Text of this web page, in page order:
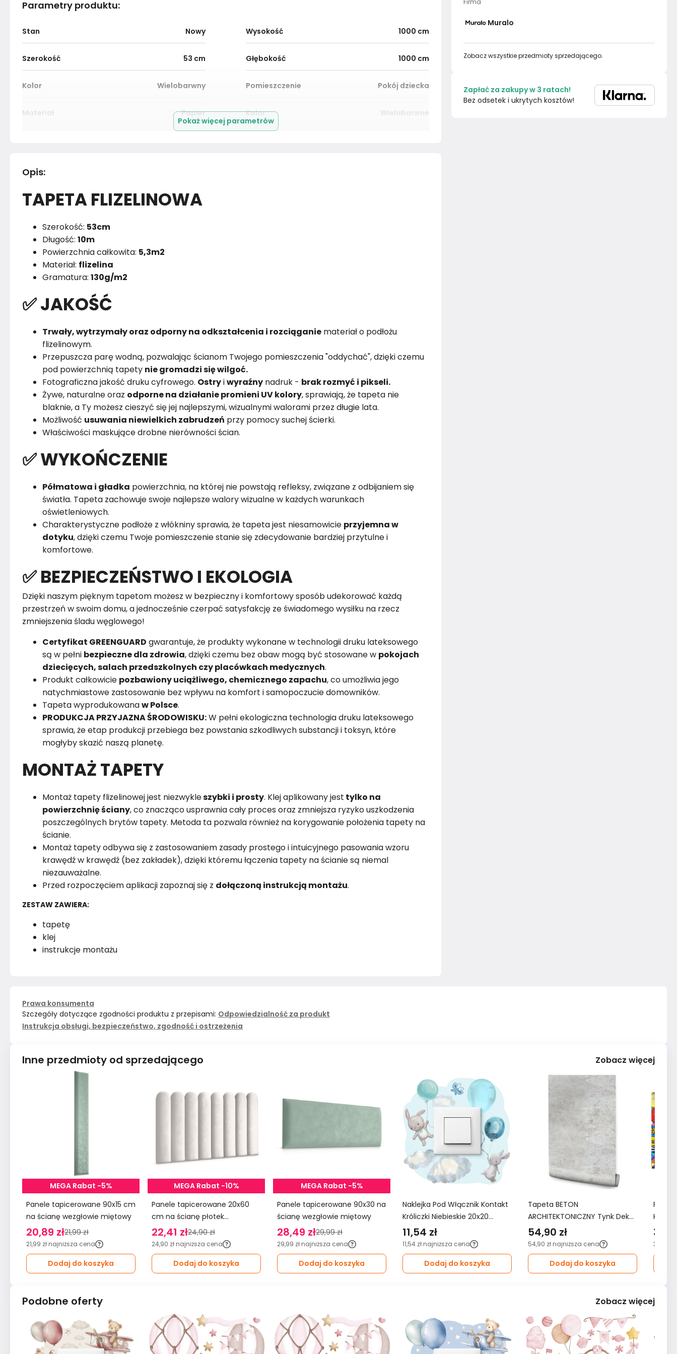
Parametry produktu:
Stan Nowy Wysokość 1000 cm
Szerokość 53 cm Głębokość 1000 cm
Kolor Wielobarwny Pomieszczenie Pokój dziecka
Materiał Papier Kolor Wielobarwne
Rok produkcji
Pokaż więcej parametrów
Opis:
TAPETA FLIZELINOWA
Szerokość: 53cm
Długość: 10m
Powierzchnia całkowita: 5,3m2
Materiał: flizelina
Gramatura: 130g/m2
✅ JAKOŚĆ
Trwały, wytrzymały oraz odporny na odkształcenia i rozciąganie materiał o podłożu
flizelinowym.
Przepuszcza parę wodną, pozwalając ścianom Twojego pomieszczenia "oddychać", dzięki czemu
pod powierzchnią tapety nie gromadzi się wilgoć.
Fotograficzna jakość druku cyfrowego. Ostryiwyraźny nadruk - brak rozmyć i pikseli.
Żywe, naturalne oraz odporne na działanie promieni UV kolory, sprawiają, że tapeta nie
blaknie, a Ty możesz cieszyć się jej najlepszymi, wizualnymi walorami przez długie lata.
Możliwość usuwania niewielkich zabrudzeń przy pomocy suchej ścierki.
Właściwości maskujące drobne nierówności ścian.
✅ WYKOŃCZENIE
Półmatowa i gładka powierzchnia, na której nie powstają refleksy, związane z odbijaniem się
światła. Tapeta zachowuje swoje najlepsze walory wizualne w każdych warunkach
oświetleniowych.
Charakterystyczne podłoże z włókniny sprawia, że tapeta jest niesamowicie przyjemna w
dotyku, dzięki czemu Twoje pomieszczenie stanie się zdecydowanie bardziej przytulne i
komfortowe.
✅ BEZPIECZEŃSTWO I EKOLOGIA
Dzięki naszym pięknym tapetom możesz w bezpieczny i komfortowy sposób udekorować każdą
przestrzeń w swoim domu, a jednocześnie czerpać satysfakcję ze świadomego wysiłku na rzecz
zmniejszenia śladu węglowego!
Certyfikat GREENGUARD gwarantuje, że produkty wykonane w technologii druku lateksowego
są w pełni bezpieczne dla zdrowia, dzięki czemu bez obaw mogą być stosowane w pokojach
dziecięcych, salach przedszkolnych czy placówkach medycznych.
Produkt całkowicie pozbawiony uciążliwego, chemicznego zapachu, co umożliwia jego
natychmiastowe zastosowanie bez wpływu na komfort i samopoczucie domowników.
Tapeta wyprodukowanaw Polsce.
PRODUKCJA PRZYJAZNA ŚRODOWISKU:W pełni ekologiczna technologia druku lateksowego
sprawia, że etap produkcji przebiega bez powstania szkodliwych substancji i toksyn, które
mogłyby skazić naszą planetę.
MONTAŻ TAPETY
Montaż tapety flizelinowej jest niezwykleszybki i prosty. Klej aplikowany jest tylko na
powierzchnię ściany, co znacząco usprawnia cały proces oraz zmniejsza ryzyko uszkodzenia
poszczególnych brytów tapety. Metoda ta pozwala również na korygowanie położenia tapety na
ścianie.
Montaż tapety odbywa się z zastosowaniem zasady prostego i intuicyjnego pasowania wzoru
krawędź w krawędź (bez zakładek), dzięki któremu łączenia tapety na ścianie są niemal
niezauważalne.
Przed rozpoczęciem aplikacji zapoznaj się z dołączoną instrukcją montażu.
ZESTAW ZAWIERA:
tapetę
klej
instrukcje montażu
Firma
Muralo
Zobacz wszystkie przedmioty sprzedającego.
Zapłać za zakupy w 3 ratach!
Bez odsetek i ukrytych kosztów!
Prawa konsumenta
Szczegóły dotyczące zgodności produktu z przepisami: Odpowiedzialność za produkt
Instrukcja obsługi, bezpieczeństwo, zgodność i ostrzeżenia
Inne przedmioty od sprzedającego Zobacz więcej
MEGA Rabat -5%
Panele tapicerowane 90x15 cm
na ścianę wezgłowie miętowy
20,89 zł21,99 zł
21,99 zł najniższa cena
Dodaj do koszyka
MEGA Rabat -10%
Panele tapicerowane 20x60
cm na ścianę płotek
wezgłowie kremowy
22,41 zł24,90 zł
24,90 zł najniższa cena
Dodaj do koszyka
MEGA Rabat -5%
Panele tapicerowane 90x30 na
ścianę wezgłowie miętowy
28,49 zł29,99 zł
29,99 zł najniższa cena
Dodaj do koszyka
Naklejka Pod Włącznik Kontakt
Króliczki Niebieskie 20x20
Balony Do Pokoju Dziecka
11,54 zł
11,54 zł najniższa cena
Dodaj do koszyka
Tapeta BETON
ARCHITEKTONICZNY Tynk Dekor
Ścienny Do Salonu 3D Wzór
Nowoczesny
54,90 zł
54,90 zł najniższa cena
Dodaj do koszyka
3D do
349,99
Podobne oferty Zobacz więcej